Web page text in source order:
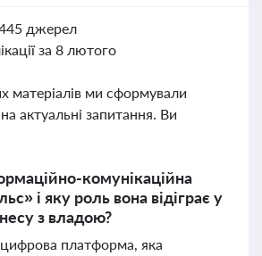
джерел
за 8 лютого
матеріалів ми сформували
на актуальні запитання. Ви
комунікаційна
і яку роль вона відіграє у
з владою?
платформа, яка